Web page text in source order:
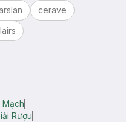
cerave
Mạch
Rượu